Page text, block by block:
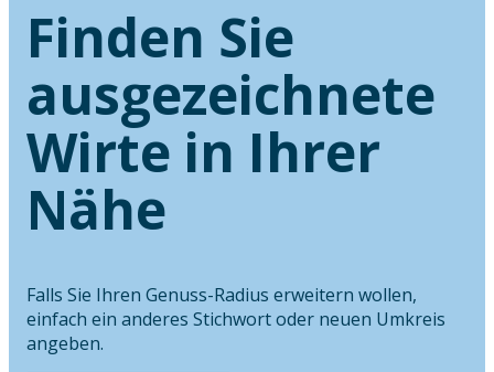
Finden Sie
ausgezeichnete
Wirte in Ihrer
Nähe
Falls Sie Ihren Genuss-Radius erweitern wollen,
einfach ein anderes Stichwort oder neuen Umkreis
angeben.